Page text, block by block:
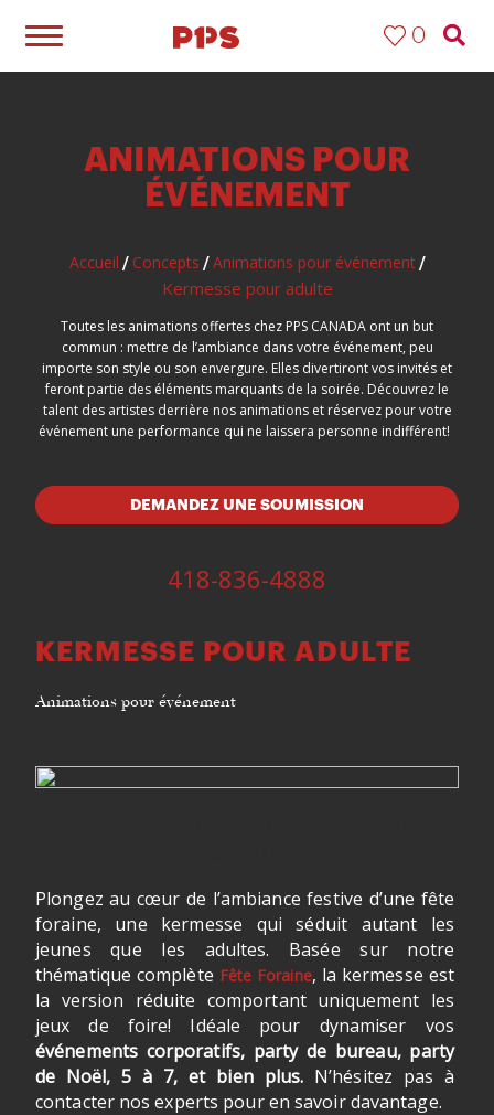
0
ANIMATIONS POUR
ÉVÉNEMENT
Accueil / Concepts / Animations pour événement/
Kermesse pour adulte
Toutes les animations offertes chez PPS CANADA ont un but
commun : mettre de l’ambiance dans votre événement, peu
importe son style ou son envergure. Elles divertiront vos invités et
feront partie des éléments marquants de la soirée. Découvrez le
talent des artistes derrière nos animations et réservez pour votre
événement une performance qui ne laissera personne indifférent!
DEMANDEZ UNE SOUMISSION
418-836-4888
KERMESSE POUR ADULTE
Animations pour événement
Plongez au cœur de l’ambiance festive d’une fête
foraine, une kermesse qui séduit autant les
jeunes que les adultes. Basée sur notre
thématique complète Fête Foraine, la kermesse est
la version réduite comportant uniquement les
jeux de foire! Idéale pour dynamiser vos
événements corporatifs, party de bureau, party
de Noël, 5 à 7, et bien plus. N’hésitez pas à
contacter nos experts pour en savoir davantage.